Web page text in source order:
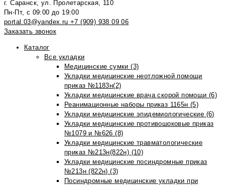
г. Саранск, ул. Пролетарская, 110
Пн-Пт, с 09:00 до 19:00
portal.03@yandex.ru +7 (909) 938 09 06
Заказать звонок
Каталог
Все укладки
Медицинские сумки (3)
Укладки медицинские неотложной помощи
приказ №1183н(2)
Укладки медицинские врача скорой помощи (6)
Реанимационные наборы приказ 1165н (5)
Укладки медицинские эпидемиологические (6)
Укладки медицинские противошоковые приказ
№1079 и №626 (8)
Укладки медицинские травматологические
приказ №213н(822н) (10)
Укладки медицинские посиндромные приказ
№213н (822н) (3)
Посиндромные медицинские укладки при